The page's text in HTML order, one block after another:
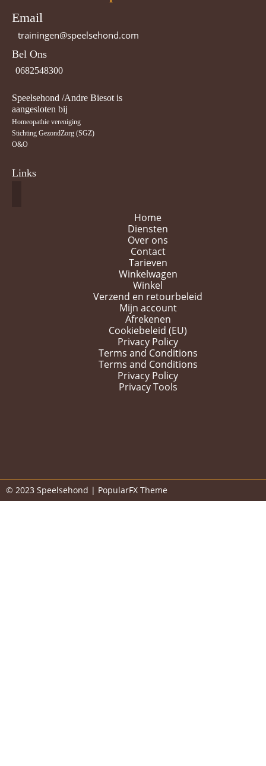
Email
trainingen@speelsehond.com
Bel Ons
0682548300
Speelsehond /Andre Biesot is
aangesloten bij
Homeopathie vereniging
Stichting GezondZorg (SGZ)
O&O
Links
Home
Diensten
Over ons
Contact
Tarieven
Winkelwagen
Winkel
Verzend en retourbeleid
Mijn account
Afrekenen
Cookiebeleid (EU)
Privacy Policy
Terms and Conditions
Terms and Conditions
Privacy Policy
Privacy Tools
© 2023 Speelsehond | PopularFX Theme